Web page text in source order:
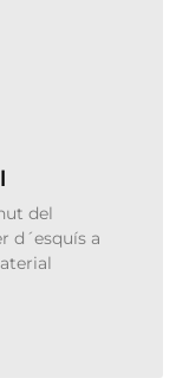
del
d´esquís a